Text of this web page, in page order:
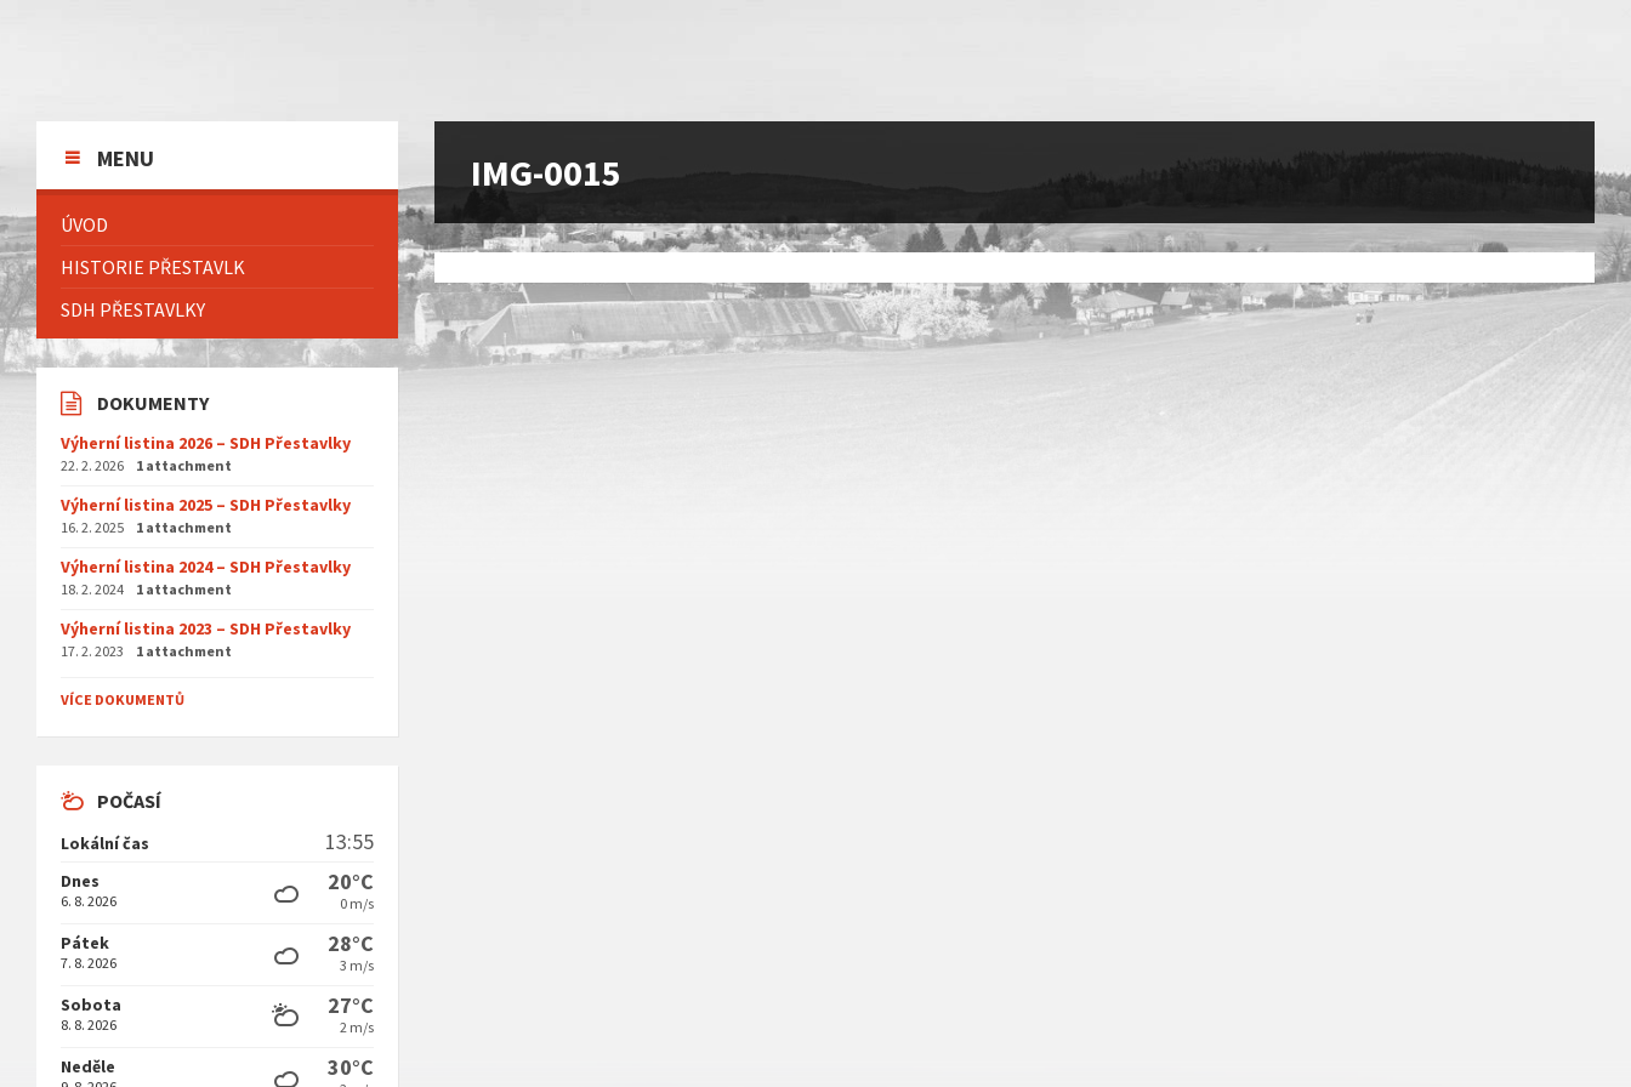
IMG-0015
MENU
ÚVOD
HISTORIE PŘESTAVLK
SDH PŘESTAVLKY
DOKUMENTY
Výherní listina 2026 – SDH Přestavlky
22. 2. 2026 1 attachment
Výherní listina 2025 – SDH Přestavlky
16. 2. 2025 1 attachment
Výherní listina 2024 – SDH Přestavlky
18. 2. 2024 1 attachment
Výherní listina 2023 – SDH Přestavlky
17. 2. 2023 1 attachment
VÍCE DOKUMENTŮ
POČASÍ
Lokální čas 13:55
Dnes
6. 8. 2026
20°C
0 m/s
Pátek
7. 8. 2026
28°C
3 m/s
Sobota
8. 8. 2026
27°C
2 m/s
Neděle 30°C